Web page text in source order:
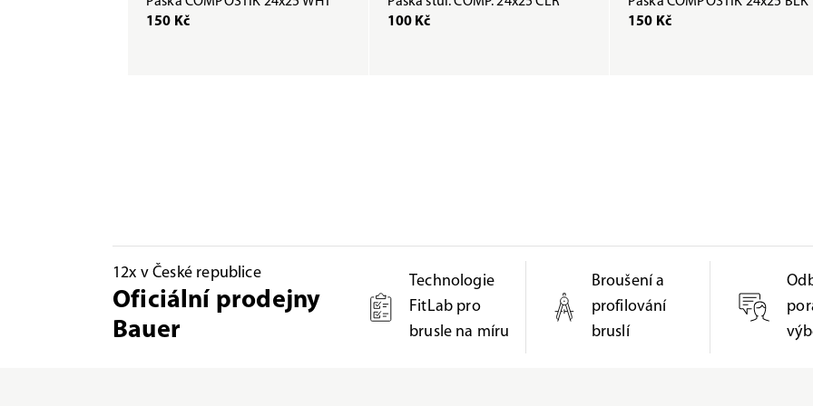
150 Kč
100 Kč
150 Kč
12x v České republice
Oficiální prodejny
Bauer
Technologie
FitLab pro
brusle na míru
Broušení a
profilování
bruslí